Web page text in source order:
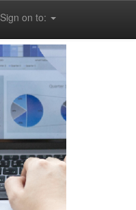
Sign on to: